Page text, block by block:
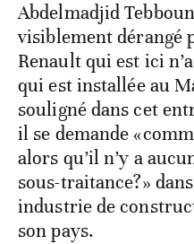
Abdelmadjid
visiblement dérangé
Renault qui est ici
qui est installée au
souligné dans cet
il se demande
alors qu’il n’y a
sous-traitance?»
industrie de
son pays.